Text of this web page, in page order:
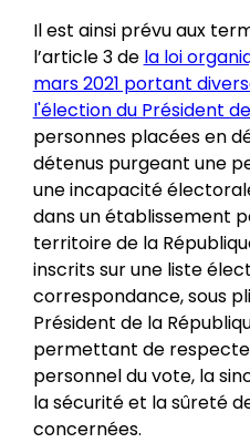
Il est ainsi prévu aux
l’article 3 de la loi
mars 2021 portant
l'élection du Président
personnes placées en
détenus purgeant une
une incapacité
dans un établissement
territoire de la
inscrits sur une liste
correspondance, sous
Président de la
permettant de
personnel du vote, la
la sécurité et la sûreté
concernées.